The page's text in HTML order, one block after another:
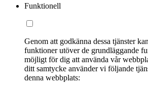
Funktionell
Genom att godkänna dessa tjänster
funktioner utöver de grundläggande
möjligt för dig att använda vår
ditt samtycke använder vi följande
denna webbplats: